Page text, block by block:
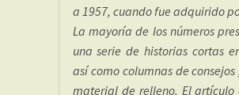
a 1957, cuando fue adquirido
La mayoría de los números
una serie de historias cortas
así como columnas de consejos
material de relleno. El artículo